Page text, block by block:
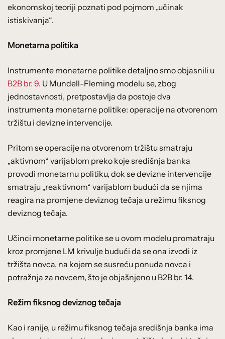
ekonomskoj teoriji poznati pod pojmom „učinak
istiskivanja“.
Monetarna politika
Instrumente monetarne politike detaljno smo objasnili u
B2B br. 9. U Mundell-Fleming modelu se, zbog
jednostavnosti, pretpostavlja da postoje dva
instrumenta monetarne politike: operacije na otvorenom
tržištu i devizne intervencije.
Pritom se operacije na otvorenom tržištu smatraju
„aktivnom“ varijablom preko koje središnja banka
provodi monetarnu politiku, dok se devizne intervencije
smatraju „reaktivnom“ varijablom budući da se njima
reagira na promjene deviznog tečaja u režimu fiksnog
deviznog tečaja.
Učinci monetarne politike se u ovom modelu promatraju
kroz promjene LM krivulje budući da se ona izvodi iz
tržišta novca, na kojem se susreću ponuda novca i
potražnja za novcem, što je objašnjeno u B2B br. 14.
Režim fiksnog deviznog tečaja
Kao i ranije, u režimu fiksnog tečaja središnja banka ima